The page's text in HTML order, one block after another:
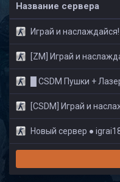
Название сервера
Играй и наслаждайся! +18
[ZM] Играй и наслаждайся! ©
█ CSDM Пушки + Лазеры |
[CSDM] Играй и
Новый сервер ●